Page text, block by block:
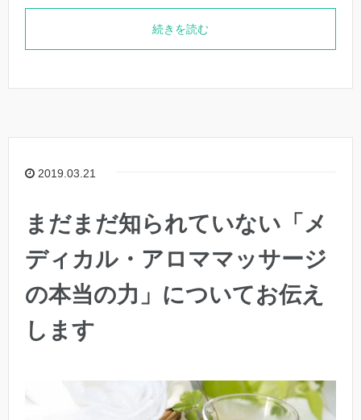
続きを読む
2019.03.21
まだまだ知られていない「メ
ディカル・アロママッサージ
の本当の力」についてお伝え
します